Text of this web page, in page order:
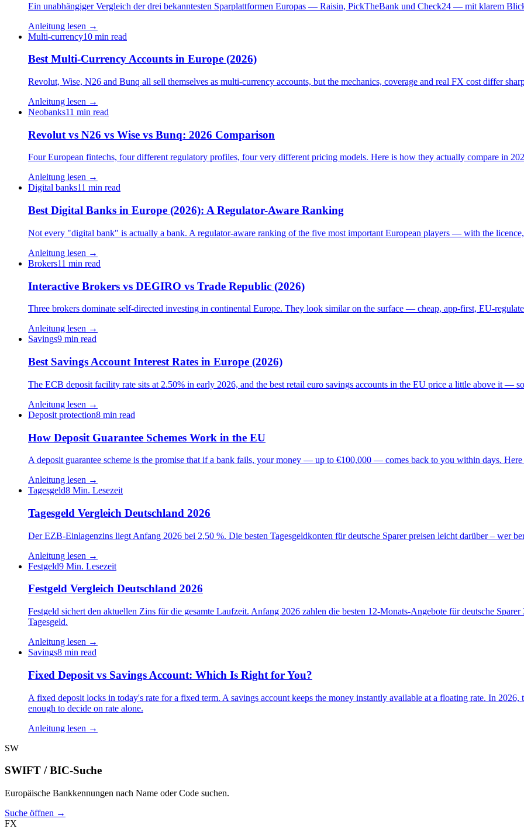
Ein unabhängiger Vergleich der drei bekanntesten Sparplattformen Europas — Raisin, PickTheBank und Check24 — mit klarem
Anleitung lesen →
Multi-currency10 min read
Best Multi-Currency Accounts in Europe (2026)
Revolut, Wise, N26 and Bunq all sell themselves as multi-currency accounts, but the mechanics, coverage and real FX cost differ
Anleitung lesen →
Neobanks11 min read
Revolut vs N26 vs Wise vs Bunq: 2026 Comparison
Four European fintechs, four different regulatory profiles, four very different pricing models. Here is how they actually compare in
Anleitung lesen →
Digital banks11 min read
Best Digital Banks in Europe (2026): A Regulator-Aware Ranking
Not every "digital bank" is actually a bank. A regulator-aware ranking of the five most important European players — with the
Anleitung lesen →
Brokers11 min read
Interactive Brokers vs DEGIRO vs Trade Republic (2026)
Three brokers dominate self-directed investing in continental Europe. They look similar on the surface — cheap, app-first, EU-
Anleitung lesen →
Savings9 min read
Best Savings Account Interest Rates in Europe (2026)
The ECB deposit facility rate sits at 2.50% in early 2026, and the best retail euro savings accounts in the EU price a little above it —
Anleitung lesen →
Deposit protection8 min read
How Deposit Guarantee Schemes Work in the EU
A deposit guarantee scheme is the promise that if a bank fails, your money — up to €100,000 — comes back to you within days.
Anleitung lesen →
Tagesgeld8 Min. Lesezeit
Tagesgeld Vergleich Deutschland 2026
Der EZB-Einlagenzins liegt Anfang 2026 bei 2,50 %. Die besten Tagesgeldkonten für deutsche Sparer preisen leicht darüber – wer
Anleitung lesen →
Festgeld9 Min. Lesezeit
Festgeld Vergleich Deutschland 2026
Festgeld sichert den aktuellen Zins für die gesamte Laufzeit. Anfang 2026 zahlen die besten 12-Monats-Angebote für deutsche
Tagesgeld.
Anleitung lesen →
Savings8 min read
Fixed Deposit vs Savings Account: Which Is Right for You?
A fixed deposit locks in today's rate for a fixed term. A savings account keeps the money instantly available at a floating rate. In
enough to decide on rate alone.
Anleitung lesen →
SW
SWIFT / BIC-Suche
Europäische Bankkennungen nach Name oder Code suchen.
Suche öffnen →
FX